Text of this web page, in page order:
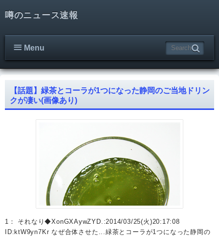
噂のニュース速報
Menu
【話題】緑茶とコーラが1つになった静岡のご当地ドリン
クが凄い(画像あり)
1： それなり◆XonGXAywZYD.:2014/03/25(火)20:17:08
ID:ktW9yn7Kr なぜ合体させた...緑茶とコーラが1つになった静岡の